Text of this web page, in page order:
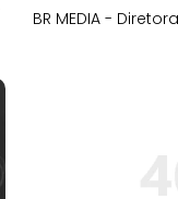
BR MEDIA -